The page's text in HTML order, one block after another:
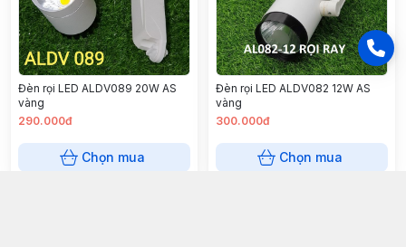
Đèn rọi LED ALDV089 20W AS
vàng
290.000đ
Chọn mua
Đèn rọi LED ALDV082 12W AS
vàng
300.000đ
Chọn mua